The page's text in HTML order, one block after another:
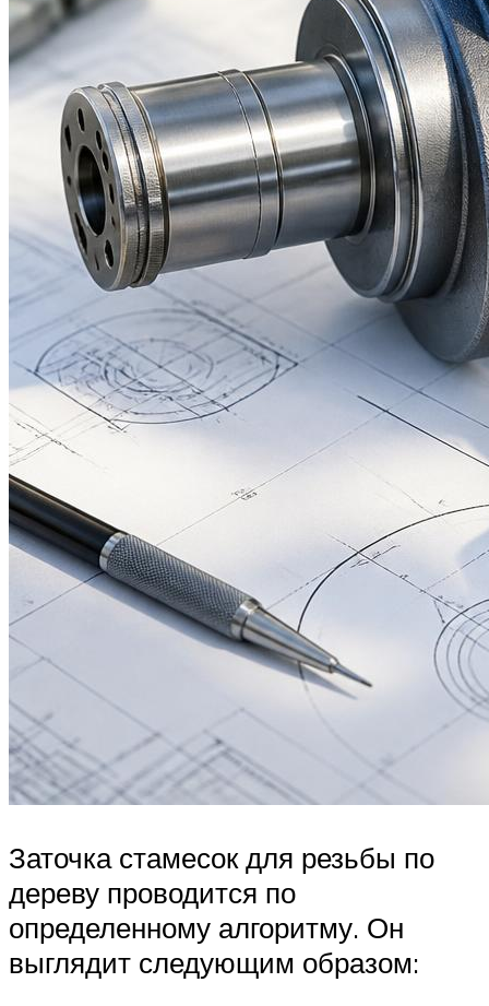
Заточка стамесок для резьбы по
дереву проводится по
определенному алгоритму. Он
выглядит следующим образом: